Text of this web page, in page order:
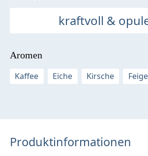
kraftvoll &
Aromen
Kaffee
Eiche Kirsche Feige
Produktinformationen